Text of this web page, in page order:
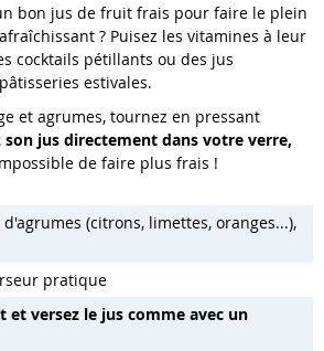
bon jus de fruit frais pour faire le plein
? Puisez les vitamines à leur
cocktails pétillants ou des jus
estivales.
et agrumes, tournez en pressant
son jus directement dans votre verre,
de faire plus frais !
(citrons, limettes, oranges...),
pratique
et versez le jus comme avec un